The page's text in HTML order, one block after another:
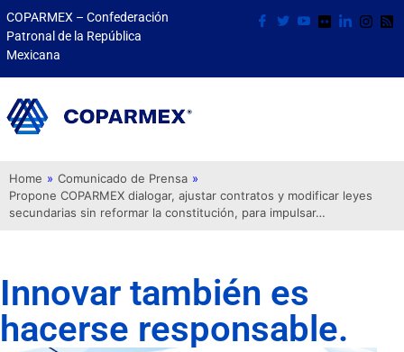
COPARMEX – Confederación
Patronal de la República
Mexicana
Home » Comunicado de Prensa »
Propone COPARMEX dialogar, ajustar contratos y modificar leyes
secundarias sin reformar la constitución, para impulsar…
Innovar también es
hacerse responsable.